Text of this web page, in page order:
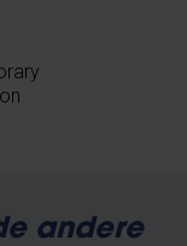
andere